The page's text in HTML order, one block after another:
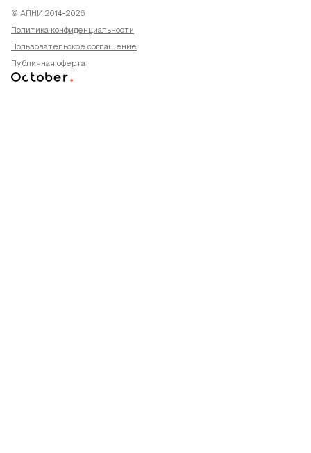
© АПНИ 2014-2026
Политика конфиденциальности
Пользовательское соглашение
Публичная оферта